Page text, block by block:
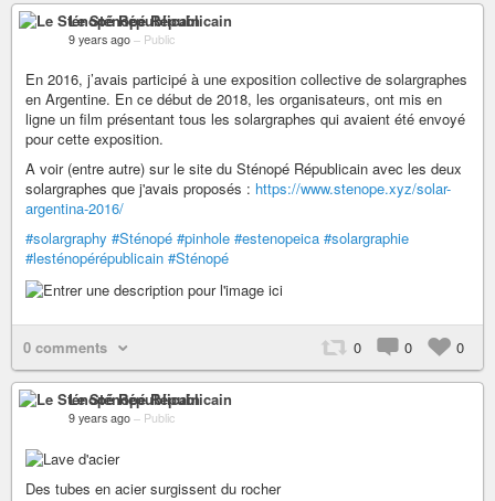
Le Sténopé Républicain
9 years ago – Public
En 2016, j’avais participé à une exposition collective de solargraphes
en Argentine. En ce début de 2018, les organisateurs, ont mis en
ligne un film présentant tous les solargraphes qui avaient été envoyé
pour cette exposition.
A voir (entre autre) sur le site du Sténopé Républicain avec les deux
solargraphes que j'avais proposés : https://www.stenope.xyz/solar-
argentina-2016/
#solargraphy #Sténopé #pinhole #estenopeica #solargraphie
#lesténopérépublicain #Sténopé
0 comments 0 0 0
Le Sténopé Républicain
9 years ago – Public
Des tubes en acier surgissent du rocher